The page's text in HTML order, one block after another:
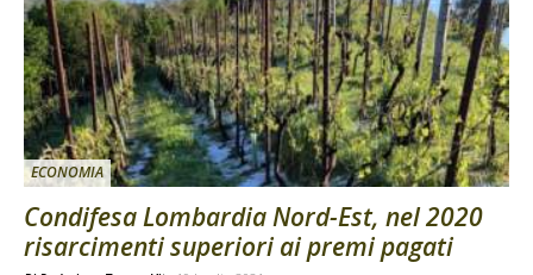
ECONOMIA
Condifesa Lombardia Nord-Est, nel 2020
risarcimenti superiori ai premi pagati